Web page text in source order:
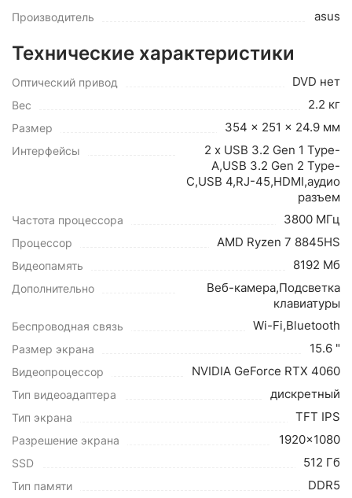
Производитель asus
Технические характеристики
Оптический привод DVD нет
Вес 2.2 кг
Размер 354 x 251 x 24.9 мм
Интерфейсы
2 x USB 3.2 Gen 1 Type-
A,USB 3.2 Gen 2 Type-
C,USB 4,RJ-45,HDMI,аудио
разъем
Частота процессора 3800 МГц
Процессор AMD Ryzen 7 8845HS
Видеопамять 8192 Мб
Дополнительно
Веб-камера,Подсветка
клавиатуры
Беспроводная связь Wi-Fi,Bluetooth
Размер экрана 15.6 "
Видеопроцессор NVIDIA GeForce RTX 4060
Тип видеоадаптера дискретный
Тип экрана TFT IPS
Разрешение экрана 1920x1080
SSD 512 Гб
Тип памяти DDR5